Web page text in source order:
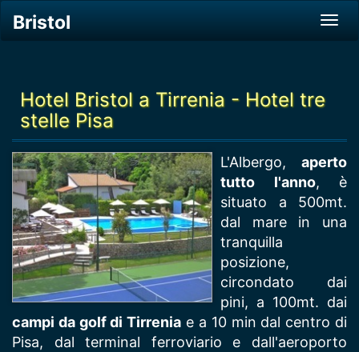
Bristol
Hotel Bristol a Tirrenia - Hotel tre
stelle Pisa
L'Albergo, aperto
tutto l'anno, è
situato a 500mt.
dal mare in una
tranquilla
posizione,
circondato dai
pini, a 100mt. dai
campi da golf di Tirrenia e a 10 min dal centro di
Pisa, dal terminal ferroviario e dall'aeroporto